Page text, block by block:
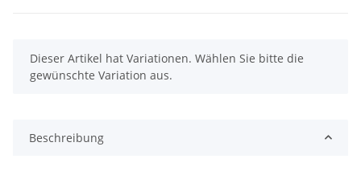
x
Dieser Artikel hat Variationen. Wählen Sie bitte die
gewünschte Variation aus.
Beschreibung